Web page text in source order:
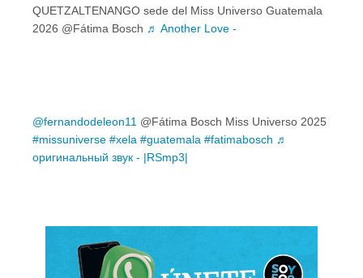
QUETZALTENANGO sede del Miss Universo Guatemala
2026 @Fátima Bosch ♬ Another Love -
@fernandodeleon11 @Fátima Bosch Miss Universo 2025
#missuniverse #xela #guatemala #fatimabosch ♬
оригинальный звук - |RSmp3|